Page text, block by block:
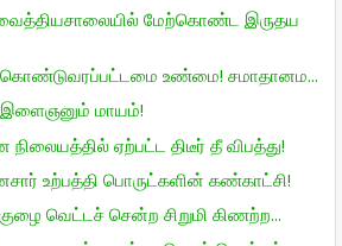
வைத்தியசாலையில் மேற்கொண்ட இருதய
கொண்டுவரப்பட்டமை உண்மை! சமாதானம...
இளைஞனும் மாயம்!
நிலையத்தில் ஏற்பட்ட திடீர் தீ விபத்து!
உற்பத்தி பொருட்களின் கண்காட்சி!
குழை வெட்டச் சென்ற சிறுமி கிணற்ற...